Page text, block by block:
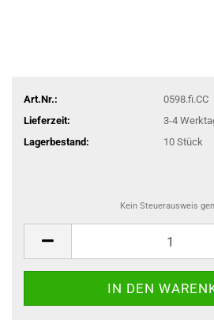
Art.Nr.:
0598.fi.CC
Lieferzeit:
3-4
Lagerbestand: 10 Stück
Kein Steuerausweis